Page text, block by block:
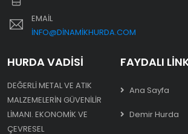
EMAIL
INFO@DINAMIKHURDA.COM
HURDA VADISI
DEĞERLI METAL VE ATIK
MALZEMELERIN GÜVENILIR
LIMANI. EKONOMIK VE
ÇEVRESEL
FAYDALI
Ana Sayfa
Demir Hurda